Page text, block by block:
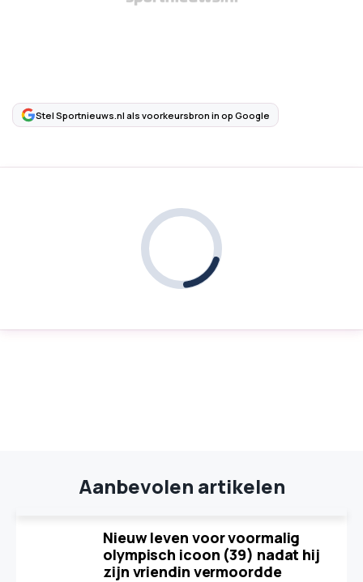
Stel Sportnieuws.nl als voorkeursbron in op Google
Aanbevolen artikelen
Nieuw leven voor voormalig
olympisch icoon (39) nadat hij
zijn vriendin vermoordde